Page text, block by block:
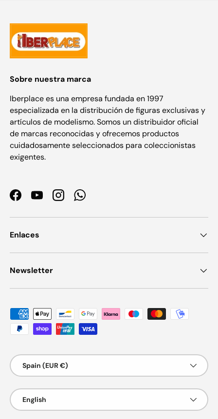
Sobre nuestra marca
Iberplace es una empresa fundada en 1997
especializada en la distribución de figuras exclusivas y
artículos de modelismo. Somos un distribuidor oficial
de marcas reconocidas y ofrecemos productos
cuidadosamente seleccionados para coleccionistas
exigentes.
FacebookYouTubeInstagramWhatsApp
Enlaces
Newsletter
Payment methods accepted
Country/Region
Spain (EUR €)
Language
English